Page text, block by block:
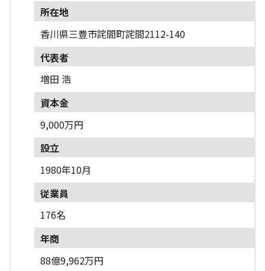
所在地
香川県三豊市詫間町詫間2112-140
代表者
増田 浩
資本金
9,000万円
設立
1980年10月
従業員
176名
年商
88億9,962万円